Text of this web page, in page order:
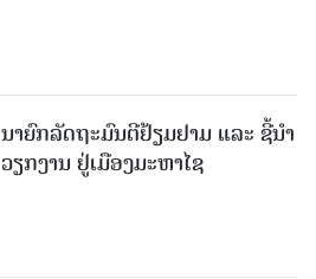
ນາຍົກລັດຖະມົນຕີຢ້ຽມຢາມ ແລະ ຊີ້ນຳ
ວຽກງານ ຢູ່ເມືອງມະຫາໄຊ